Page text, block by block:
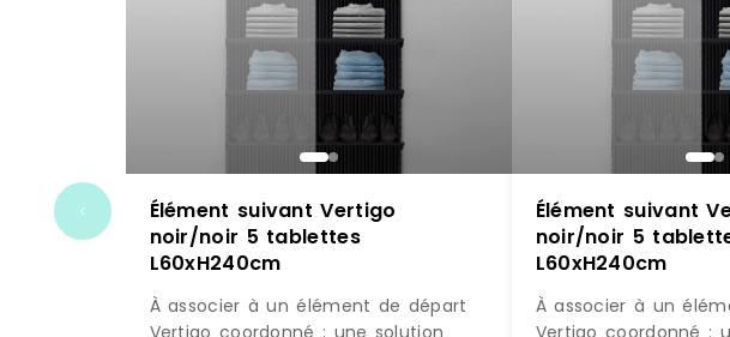
Élément suivant Vertigo
noir/noir 5 tablettes
L60xH240cm
À associer à un élément de départ
Élément suivant
noir/noir 5
L60xH240cm
À associer à un